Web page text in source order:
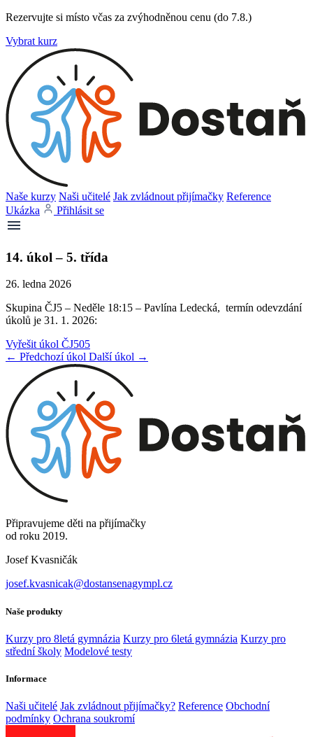
Rezervujte si místo včas za zvýhodněnou cenu (do 7.8.)
Vybrat kurz
Naše kurzy Naši učitelé Jak zvládnout přijímačky Reference
Ukázka
Přihlásit se
14. úkol – 5. třída
26. ledna 2026
Skupina ČJ5 – Neděle 18:15 – Pavlína Ledecká, termín odevzdání
úkolů je 31. 1. 2026:
Vyřešit úkol ČJ505
← Předchozí úkol Další úkol →
Připravujeme děti na přijímačky
od roku 2019.
Josef Kvasničák
josef.kvasnicak@dostansenagympl.cz
Naše produkty
Kurzy pro 8letá gymnázia Kurzy pro 6letá gymnázia Kurzy pro
střední školy Modelové testy
Informace
Naši učitelé Jak zvládnout přijímačky? Reference Obchodní
podmínky Ochrana soukromí